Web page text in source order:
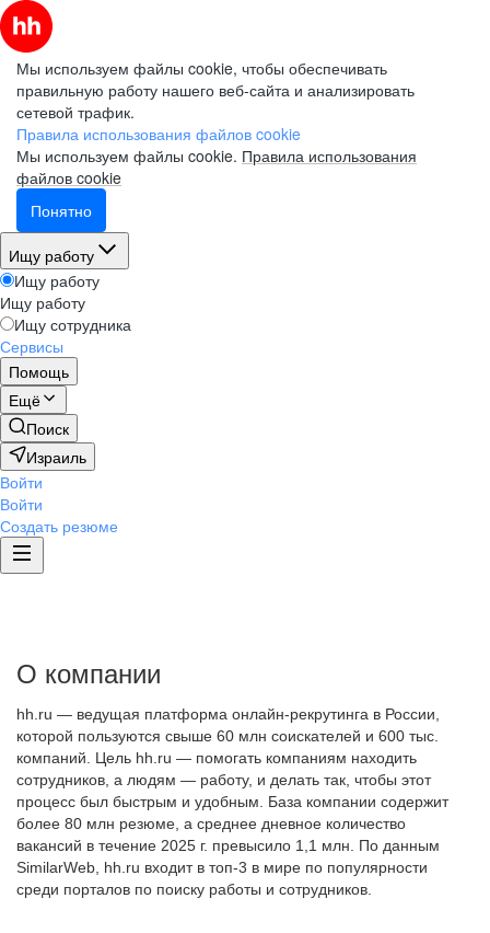
Мы используем файлы cookie, чтобы обеспечивать
правильную работу нашего веб-сайта и анализировать
сетевой трафик.
Правила использования файлов cookie
Мы используем файлы cookie. Правила использования
файлов cookie
Понятно
Ищу работу
Ищу работу
Ищу работу
Ищу сотрудника
Сервисы
Помощь
Ещё
Поиск
Израиль
Войти
Войти
Создать резюме
О компании
hh.ru — ведущая платформа онлайн-рекрутинга в России,
которой пользуются свыше 60 млн соискателей и 600 тыс.
компаний. Цель hh.ru — помогать компаниям находить
сотрудников, а людям — работу, и делать так, чтобы этот
процесс был быстрым и удобным. База компании содержит
более 80 млн резюме, а среднее дневное количество
вакансий в течение 2025 г. превысило 1,1 млн. По данным
SimilarWeb, hh.ru входит в топ-3 в мире по популярности
среди порталов по поиску работы и сотрудников.